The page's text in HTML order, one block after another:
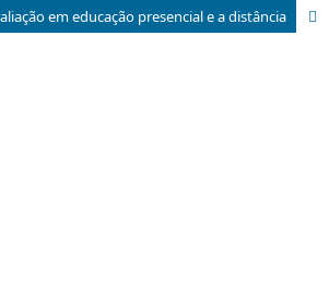
em educação presencial e a distância